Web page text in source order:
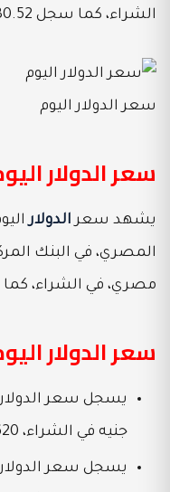
الشراء، كما سجل 30.52 مصري، في البيع.
سعر الدولار اليوم
سعر الدولار
يشهد سعرالدولار
مصري، في الشراء، كما سجل 30.6034
سعر الدولار
جنيه في الشراء، 30.620 جنيه في البيع.